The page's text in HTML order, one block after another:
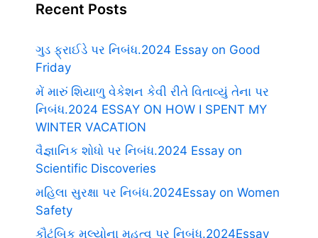
Recent Posts
ગુડ ફ્રાઈડે પર નિબંધ.2024 Essay on Good
Friday
મેં મારું શિયાળુ વેકેશન કેવી રીતે વિતાવ્યું તેના પર
નિબંધ.2024 ESSAY ON HOW I SPENT MY
WINTER VACATION
વૈજ્ઞાનિક શોધો પર નિબંધ.2024 Essay on
Scientific Discoveries
મહિલા સુરક્ષા પર નિબંધ.2024Essay on Women
Safety
કૌટુંબિક મૂલ્યોના મહત્વ પર નિબંધ.2024Essay